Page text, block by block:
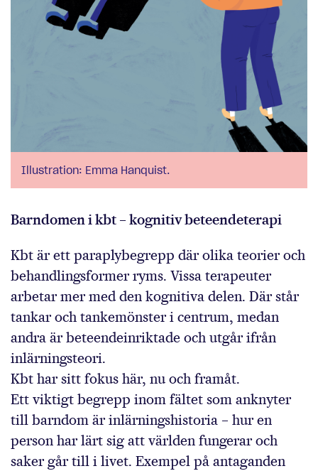
Illustration: Emma Hanquist.
Barndomen i kbt – kognitiv beteendeterapi
Kbt är ett paraplybegrepp där olika teorier och
behandlingsformer ryms. Vissa terapeuter
arbetar mer med den kognitiva delen. Där står
tankar och tankemönster i centrum, medan
andra är beteendeinriktade och utgår ifrån
inlärningsteori.
Kbt har sitt fokus här, nu och framåt.
Ett viktigt begrepp inom fältet som anknyter
till barndom är inlärningshistoria – hur en
person har lärt sig att världen fungerar och
saker går till i livet. Exempel på antaganden